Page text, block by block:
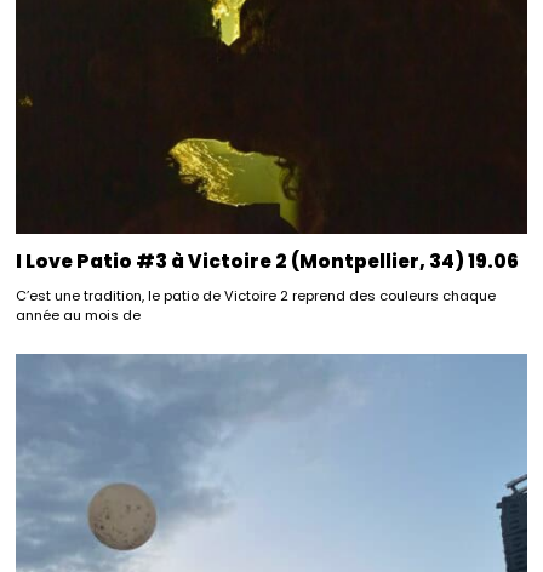
I Love Patio #3 à Victoire 2 (Montpellier, 34) 19.06
C’est une tradition, le patio de Victoire 2 reprend des couleurs chaque
année au mois de